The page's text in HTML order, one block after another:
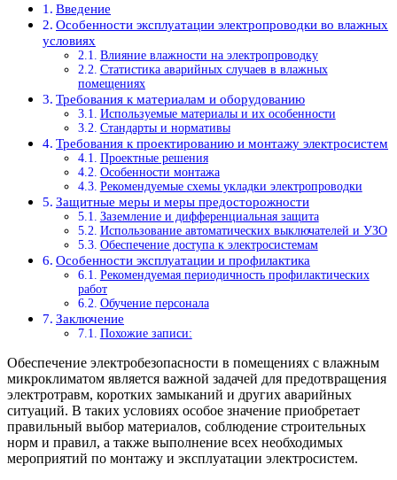
Введение
Особенности эксплуатации электропроводки во влажных
условиях
Влияние влажности на электропроводку
Статистика аварийных случаев в влажных
помещениях
Требования к материалам и оборудованию
Используемые материалы и их особенности
Стандарты и нормативы
Требования к проектированию и монтажу электросистем
Проектные решения
Особенности монтажа
Рекомендуемые схемы укладки электропроводки
Защитные меры и меры предосторожности
Заземление и дифференциальная защита
Использование автоматических выключателей и УЗО
Обеспечение доступа к электросистемам
Особенности эксплуатации и профилактика
Рекомендуемая периодичность профилактических
работ
Обучение персонала
Заключение
Похожие записи:
Обеспечение электробезопасности в помещениях с влажным
микроклиматом является важной задачей для предотвращения
электротравм, коротких замыканий и других аварийных
ситуаций. В таких условиях особое значение приобретает
правильный выбор материалов, соблюдение строительных
норм и правил, а также выполнение всех необходимых
мероприятий по монтажу и эксплуатации электросистем.